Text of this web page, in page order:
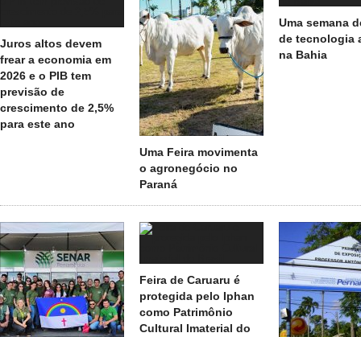
Uma semana
de tecnologia
na Bahia
Uma Feira movimenta
o agronegócio no
Paraná
Juros altos devem
frear a economia em
2026 e o PIB tem
previsão de
crescimento de 2,5%
para este ano
Feira de Caruaru é
protegida pelo Iphan
como Patrimônio
Cultural Imaterial do